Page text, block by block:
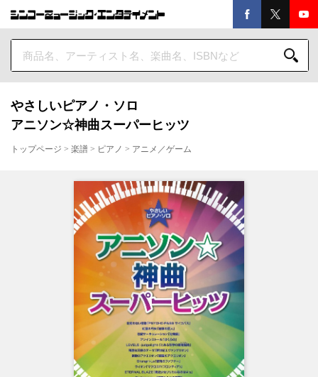
やさしいピアノ・ソロ
アニソン☆神曲スーパーヒッツ
トップページ > 楽譜 > ピアノ > アニメ／ゲーム